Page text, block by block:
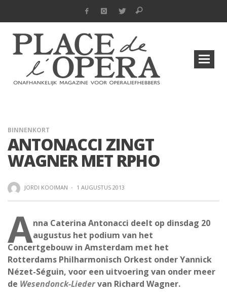
BINNENKORT
ANTONACCI ZINGT
WAGNER MET RPHO
JORDI KOOIMAN · 1 AUGUSTUS 2013
Anna Caterina Antonacci deelt op dinsdag 20
augustus het podium van het
Concertgebouw in Amsterdam met het
Rotterdams Philharmonisch Orkest onder Yannick
Nézet-Séguin, voor een uitvoering van onder meer
de Wesendonck-Liedervan Richard Wagner.